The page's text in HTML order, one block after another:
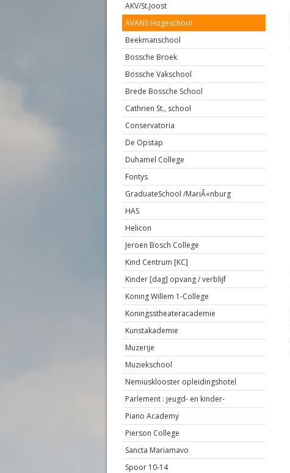
AKV/St.Joost
AVANS Hogeschool
Beekmanschool
Bossche Broek
Bossche Vakschool
Brede Bossche School
Cathrien St., school
Conservatoria
De Opstap
Duhamel College
Fontys
GraduateSchool /MariÃ«nburg
HAS
Helicon
Jeroen Bosch College
Kind Centrum [KC]
Kinder [dag] opvang / verblijf
Koning Willem 1-College
Koningsstheateracademie
Kunstakademie
Muzerije
Muziekschool
Nemiusklooster opleidingshotel
Parlement : jeugd- en kinder-
Piano Academy
Pierson College
Sancta Mariamavo
Spoor 10-14